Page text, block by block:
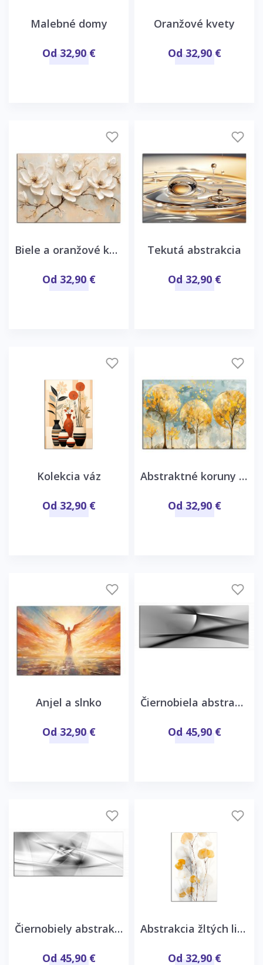
Malebné domy
Od 32,90 €
Oranžové kvety
Od 32,90 €
Biele a oranžové kvety
Od 32,90 €
Tekutá abstrakcia
Od 32,90 €
Kolekcia váz
Od 32,90 €
Abstraktné koruny stromov
Od 32,90 €
Anjel a slnko
Od 32,90 €
Čiernobiela abstrakcia
Od 45,90 €
Čiernobiely abstraktný obraz
Od 45,90 €
Abstrakcia žltých listov
Od 32,90 €